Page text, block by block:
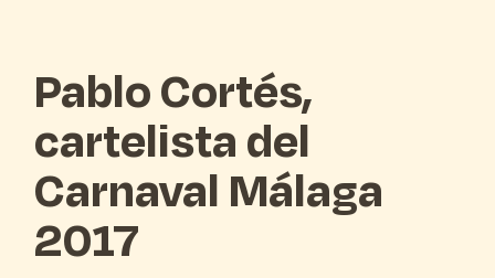
Pablo Cortés,
cartelista del
Carnaval Málaga
2017